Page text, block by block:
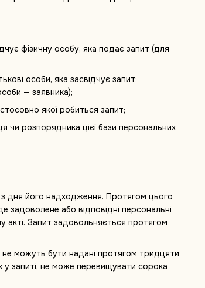
фізичну особу, яка подає запит (для
особи, яка засвідчує запит;
— заявника);
якої робиться запит;
чи розпорядника цієї бази персональних
дня його надходження. Протягом цього
або відповідні персональні
акті. Запит задовольняється протягом
не можуть бути надані протягом тридцяти
запиті, не може перевищувати сорока